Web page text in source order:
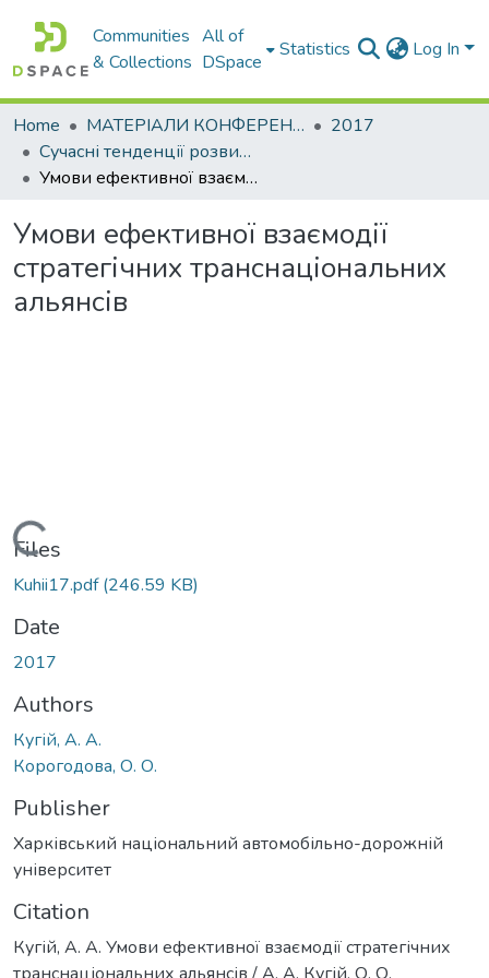
Communities
& Collections
All of
DSpace
Statistics Log In
Home МАТЕРІАЛИ КОНФЕРЕНЦІЙ
2017
Сучасні тенденції розвитку світової економіки. Том. І
Умови ефективної взаємодії стратегічних транснаціональних альянсів
Умови ефективної взаємодії
стратегічних транснаціональних
альянсів
Loading...
Files
Kuhii17.pdf(246.59 KB)
Date
2017
Authors
Кугій, А. А.
Корогодова, О. О.
Publisher
Харківський національний автомобільно-дорожній
університет
Citation
Кугій, А. А. Умови ефективної взаємодії стратегічних